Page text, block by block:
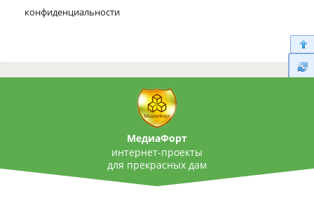
конфиденциальности
МедиаФорт
интернет-проекты
для прекрасных дам